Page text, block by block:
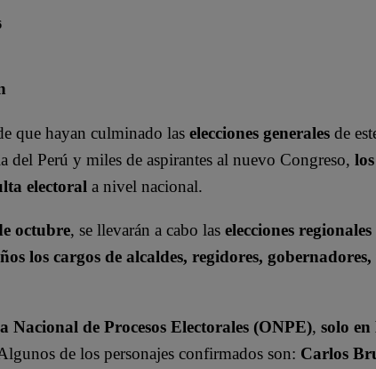
que hayan culminado las elecciones generales de
del Perú y miles de aspirantes al nuevo Congreso,
electoral a nivel nacional.
octubre, se llevarán a cabo las elecciones
los cargos de alcaldes, regidores,
Nacional de Procesos Electorales (ONPE), solo
de los personajes confirmados son: Carlos